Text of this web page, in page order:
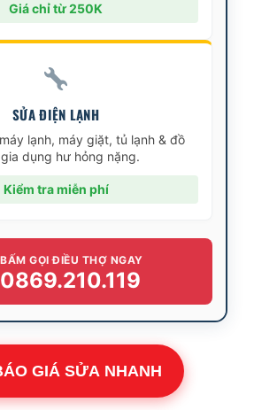
Giá chỉ từ 250K
SỬA ĐIỆN LẠNH
lạnh, máy giặt, tủ lạnh & đồ
dụng hư hỏng nặng.
Kiểm tra miễn phí
BẤM GỌI ĐIỀU THỢ NGAY
0869.210.119
GIÁ SỬA NHANH